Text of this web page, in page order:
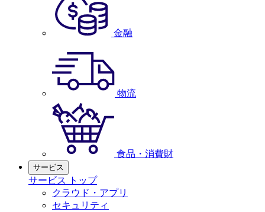
金融
物流
食品・消費財
サービス
サービス トップ
クラウド・アプリ
セキュリティ